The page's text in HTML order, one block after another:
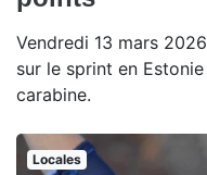
Vendredi 13 mars
sur le sprint en
carabine.
Locales